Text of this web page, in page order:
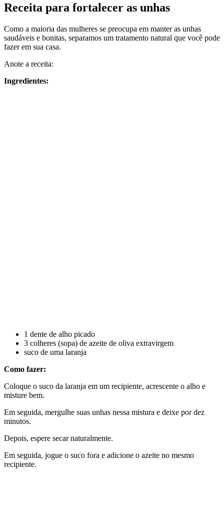
Receita para fortalecer as unhas
Como a maioria das mulheres se preocupa em manter as unhas
saudáveis e bonitas, separamos um tratamento natural que você pode
fazer em sua casa.
Anote a receita:
Ingredientes:
1 dente de alho picado
3 colheres (sopa) de azeite de oliva extravirgem
suco de uma laranja
Como fazer:
Coloque o suco da laranja em um recipiente, acrescente o alho e
misture bem.
Em seguida, mergulhe suas unhas nessa mistura e deixe por dez
minutos.
Depois, espere secar naturalmente.
Em seguida, jogue o suco fora e adicione o azeite no mesmo
recipiente.